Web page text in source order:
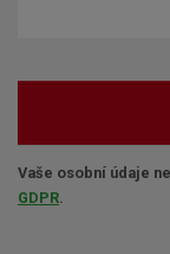
Vaše osobní údaje
GDPR.